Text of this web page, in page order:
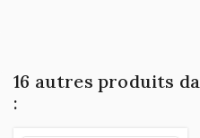
16 autres produits
: